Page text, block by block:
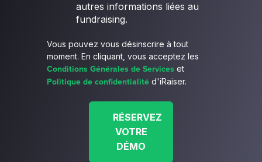
autres informations liées au
fundraising.
Vous pouvez vous désinscrire à tout
moment. En cliquant, vous acceptez les
Conditions Générales de Services et
Politique de confidentialité d'iRaiser.